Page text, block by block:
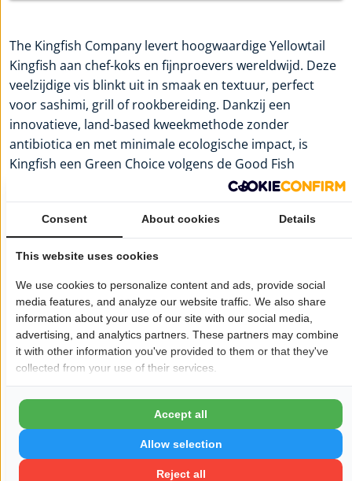
The Kingfish Company levert hoogwaardige Yellowtail
Kingfish aan chef-koks en fijnproevers wereldwijd. Deze
veelzijdige vis blinkt uit in smaak en textuur, perfect
voor sashimi, grill of rookbereiding. Dankzij een
innovatieve, land-based kweekmethode zonder
antibiotica en met minimale ecologische impact, is
Kingfish een Green Choice volgens de Good Fish
Foundation. Premium kwaliteit en duurzaamheid gaan
hier hand in hand. Meer informatie:The Kingfish
Company
Wil je dat jouw bedrijf hier ook staat?
Pagina delen op:
Openingstijden
Donderdag:
08:30 - 17:00
Consent About cookies Details
This website uses cookies
We use cookies to personalize content and ads, provide social
media features, and analyze our website traffic. We also share
information about your use of our site with our social media,
advertising, and analytics partners. These partners may combine
it with other information you've provided to them or that they've
collected from your use of their services.
Reject all
Allow selection
Accept all